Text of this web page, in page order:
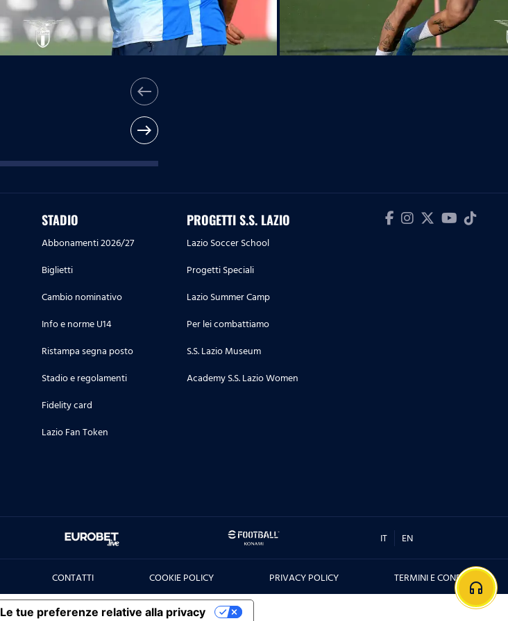
west
east
STADIO
Abbonamenti 2026/27
Biglietti
Cambio nominativo
Info e norme U14
Ristampa segna posto
Stadio e regolamenti
Fidelity card
Lazio Fan Token
PROGETTI S.S. LAZIO
Lazio Soccer School
Progetti Speciali
Lazio Summer Camp
Per lei combattiamo
S.S. Lazio Museum
Academy S.S. Lazio Women
IT EN
CONTATTI COOKIE POLICY PRIVACY POLICY TERMINI E CONDIZIONI
headphones
Le tue preferenze relative alla privacy